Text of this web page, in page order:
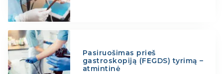
Pasiruošimas prieš
gastroskopiją (FEGDS) tyrimą –
atmintinė